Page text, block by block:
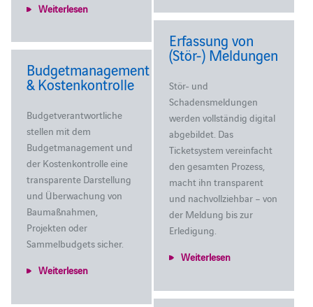
Weiterlesen
Erfassung von
(Stör-) Meldungen
Stör- und
Schadensmeldungen
werden vollständig digital
abgebildet. Das
Ticketsystem vereinfacht
den gesamten Prozess,
macht ihn transparent
und nachvollziehbar – von
der Meldung bis zur
Erledigung.
Weiterlesen
Budgetmanagement
& Kostenkontrolle
Budgetverantwortliche
stellen mit dem
Budgetmanagement und
der Kostenkontrolle eine
transparente Darstellung
und Überwachung von
Baumaßnahmen,
Projekten oder
Sammelbudgets sicher.
Weiterlesen